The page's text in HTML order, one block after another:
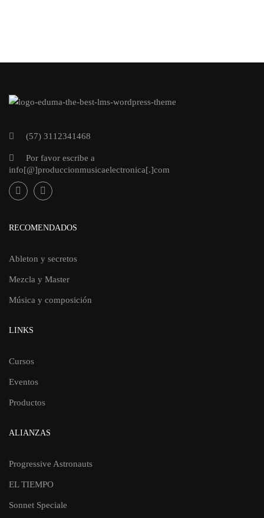
(57) 3112341468
Por favor escribe a
info[@]produccionmusicaelectronica[.]com
RECOMENDADOS
Ableton y secretos
Mezcla y Master
Música y composición
LINKS
Cursos
Eventos
Productos
ALIANZAS
Progressive Astronauts
EL TIEMPO
Sonnet Speciale